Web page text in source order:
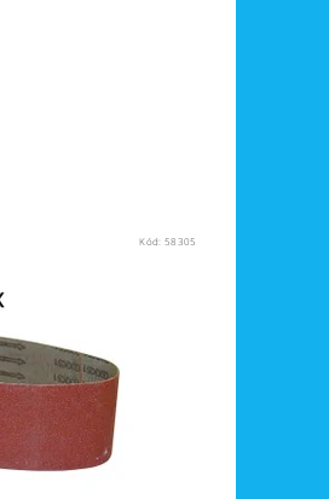
Kód:58305